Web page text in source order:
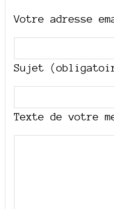
Votre adresse
Sujet
Texte de votre